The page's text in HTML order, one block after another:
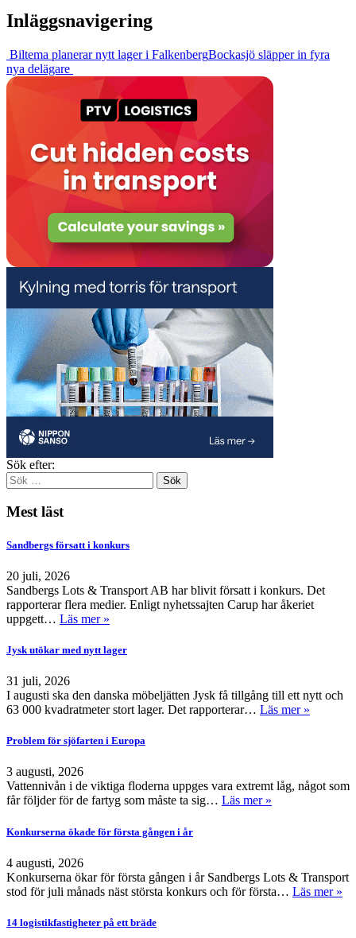
Inläggsnavigering
Biltema planerar nytt lager i FalkenbergBockasjö släpper in fyra
nya delägare
Sök efter:
Mest läst
Sandbergs försatt i konkurs
20 juli, 2026
Sandbergs Lots & Transport AB har blivit försatt i konkurs. Det
rapporterar flera medier. Enligt nyhetssajten Carup har åkeriet
uppgett… Läs mer »
Jysk utökar med nytt lager
31 juli, 2026
I augusti ska den danska möbeljätten Jysk få tillgång till ett nytt och
63 000 kvadratmeter stort lager. Det rapporterar… Läs mer »
Problem för sjöfarten i Europa
3 augusti, 2026
Vattennivån i de viktiga floderna uppges vara extremt låg, något som
får följder för de fartyg som måste ta sig… Läs mer »
Konkurserna ökade för första gången i år
4 augusti, 2026
Konkurserna ökar för första gången i år Sandbergs Lots & Transport
stod för juli månads näst största konkurs och för första… Läs mer »
14 logistikfastigheter på ett bräde